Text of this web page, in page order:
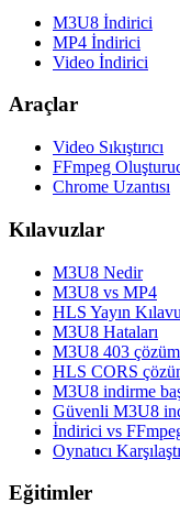
M3U8 İndirici
MP4 İndirici
Video İndirici
Araçlar
Video Sıkıştırıcı
FFmpeg
Chrome Uzantısı
Kılavuzlar
M3U8 Nedir
M3U8 vs MP4
HLS Yayın
M3U8 Hataları
M3U8 403
HLS CORS
M3U8 indirme
Güvenli M3U8
İndirici vs
Oynatıcı
Eğitimler